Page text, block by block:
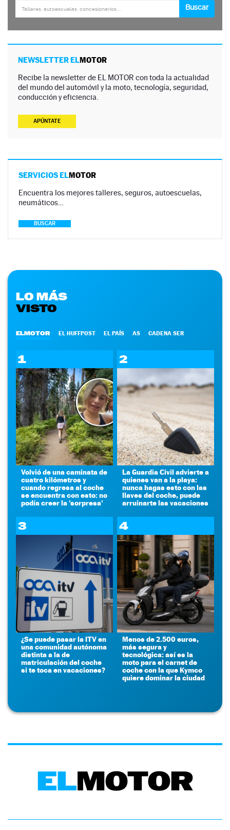
NEWSLETTER ELMOTOR
Recibe la newsletter de EL MOTOR con toda la actualidad
del mundo del automóvil y la moto, tecnología, seguridad,
conducción y eficiencia.
APÚNTATE
SERVICIOS ELMOTOR
Encuentra los mejores talleres, seguros, autoescuelas,
neumáticos…
BUSCAR
LO MÁS
VISTO
ELMOTOR EL HUFFPOST EL PAÍS AS CADENA SER
1
Volvió de una caminata de
cuatro kilómetros y
cuando regresa al coche
se encuentra con esto: no
podía creer la 'sorpresa'
2
La Guardia Civil advierte a
quienes van a la playa:
nunca hagas esto con las
llaves del coche, puede
arruinarte las vacaciones
3
¿Se puede pasar la ITV en
una comunidad autónoma
distinta a la de
matriculación del coche
si te toca en vacaciones?
4
Menos de 2.500 euros,
más segura y
tecnológica: así es la
moto para el carnet de
coche con la que Kymco
quiere dominar la ciudad